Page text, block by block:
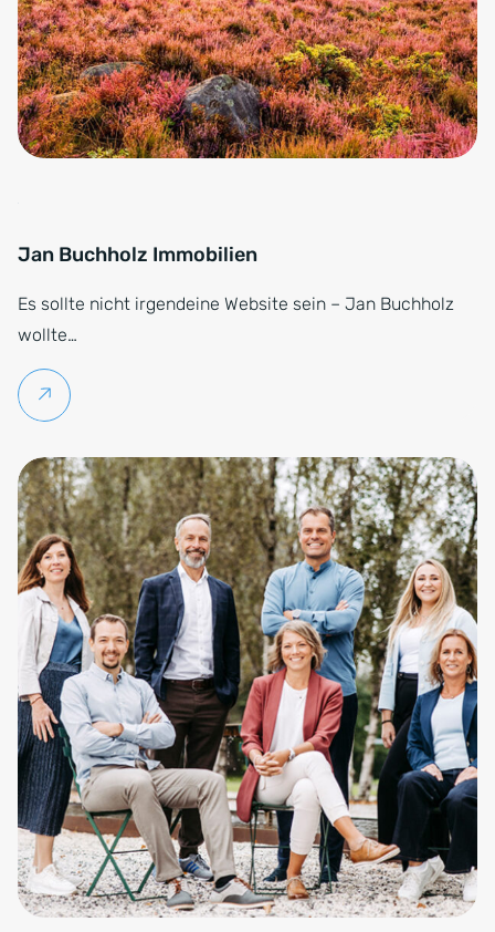
Jan Buchholz Immobilien
Es sollte nicht irgendeine Website sein – Jan Buchholz
wollte…
Weiterlesen